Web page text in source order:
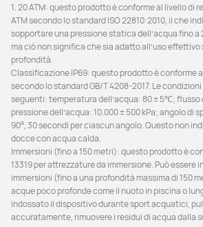
1. 20 ATM: questo prodotto è conforme al livello di
ATM secondo lo standard ISO 22810:2010, il che
sopportare una pressione statica dell’acqua fino a
ma ciò non significa che sia adatto all’uso
profondità.
Classificazione IP69: questo prodotto è conforme
secondo lo standard GB/T 4208-2017. Le condizioni
seguenti: temperatura dell’acqua: 80 ± 5℃; flusso
pressione dell’acqua: 10.000 ± 500 kPa; angolo di
90°, 30 secondi per ciascun angolo. Questo non
docce con acqua calda.
Immersioni (fino a 150 metri): questo prodotto è
13319 per attrezzature da immersione. Può essere
immersioni (fino a una profondità massima di 150
acque poco profonde come il nuoto in piscina o
indossato il dispositivo durante sport acquatici,
accuratamente, rimuovere i residui di acqua dalla